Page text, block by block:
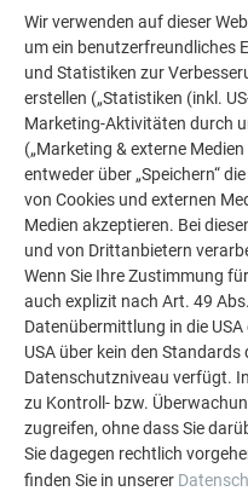
Wasserabweisend und
PREFA Produkte erfüllen
WEITERLESEN
Wir verwenden auf dieser
um ein benutzerfreundliches
und Statistiken zur
erstellen („Statistiken (inkl.
Marketing-Aktivitäten durch
(„Marketing & externe
entweder über „Speichern“
von Cookies und externen
Medien akzeptieren. Bei
und von Drittanbietern
Wenn Sie Ihre Zustimmung
auch explizit nach Art. 49
Datenübermittlung in die
USA über kein den Standards
Datenschutzniveau verfügt.
zu Kontroll- bzw.
zugreifen, ohne dass Sie
Sie dagegen rechtlich
finden Sie in unserer